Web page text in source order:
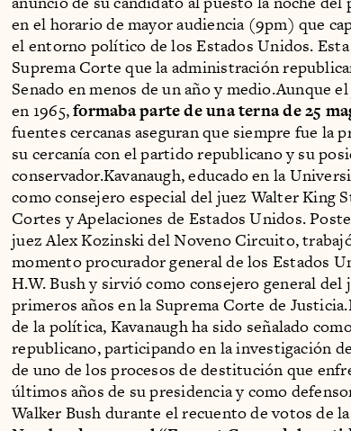
en el horario de mayor audiencia (9pm) que
el entorno político de los Estados Unidos. Esta
Suprema Corte que la administración
Senado en menos de un año y medio.Aunque
en 1965,formaba parte de una terna de 25
fuentes cercanas aseguran que siempre fue la
su cercanía con el partido republicano y su
conservador.Kavanaugh, educado en la
como consejero especial del juez Walter King
Cortes y Apelaciones de Estados Unidos.
juez Alex Kozinski del Noveno Circuito,
momento procurador general de los Estados
H.W. Bush y sirvió como consejero general del
primeros años en la Suprema Corte de
de la política, Kavanaugh ha sido señalado
republicano, participando en la investigación
de uno de los procesos de destitución que
últimos años de su presidencia y como
Walker Bush durante el recuento de votos de